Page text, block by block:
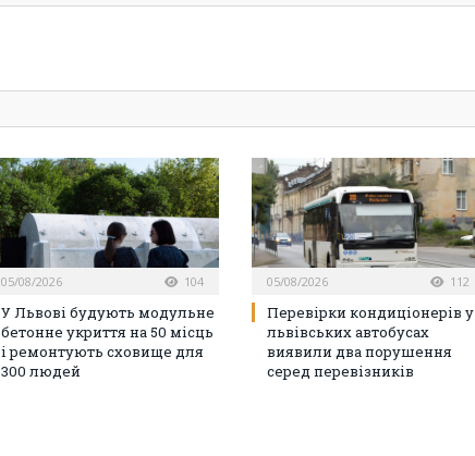
05/08/2026 104
У Львові будують модульне
бетонне укриття на 50 місць
і ремонтують сховище для
300 людей
05/08/2026 112
Перевірки кондиціонерів у
львівських автобусах
виявили два порушення
серед перевізників